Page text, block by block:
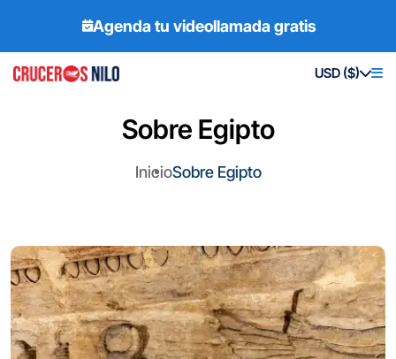
Agenda tu videollamada gratis
USD ($)
Sobre Egipto
InicioSobre Egipto